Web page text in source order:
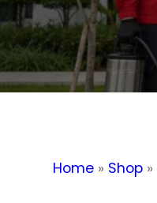
Home » Shop »